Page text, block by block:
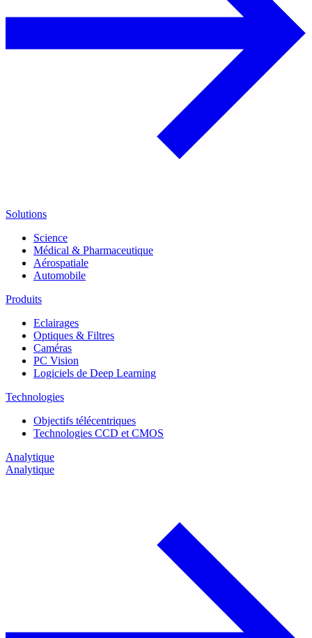
Solutions
Science
Médical & Pharmaceutique
Aérospatiale
Automobile
Produits
Eclairages
Optiques & Filtres
Caméras
PC Vision
Logiciels de Deep Learning
Technologies
Objectifs télécentriques
Technologies CCD et CMOS
Analytique
Analytique